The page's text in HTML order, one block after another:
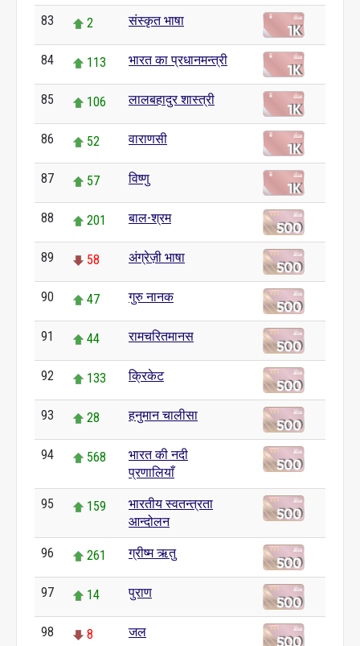
83 2 संस्कृत भाषा
84 113 भारत का प्रधानमन्त्री
85 106 लालबहादुर शास्त्री
86 52 वाराणसी
87 57 विष्णु
88 201 बाल-श्रम
89 58 अंग्रेज़ी भाषा
90 47 गुरु नानक
91 44 रामचरितमानस
92 133 क्रिकेट
93 28 हनुमान चालीसा
94 568
भारत की नदी
प्रणालियाँ
95 159
भारतीय स्वतन्त्रता
आन्दोलन
96 261 ग्रीष्म ऋतु
97 14 पुराण
98 8 जल